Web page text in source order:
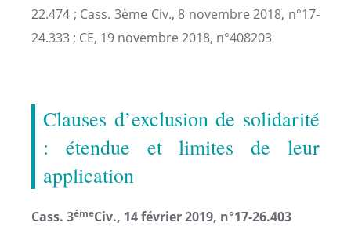
22.474 ; Cass. 3ème Civ., 8 novembre 2018, n°17-
24.333 ; CE, 19 novembre 2018, n°408203
Clauses d’exclusion de solidarité
: étendue et limites de leur
application
Cass. 3èmeCiv., 14 février 2019, n°17-26.403